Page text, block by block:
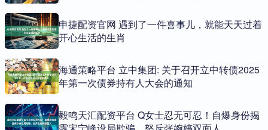
申捷配资官网 遇到了一件喜事儿，就能天天过着
开心生活的生肖
海通策略平台 立中集团: 关于召开立中转债2025
年第一次债券持有人大会的通知
毅鸣天汇配资平台 Q女士忍无可忍！自爆身份揭